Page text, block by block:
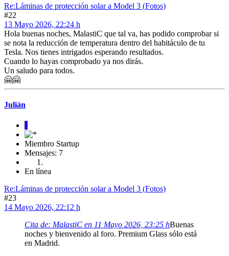
Re:Láminas de protección solar a Model 3 (Fotos)
#22
13 Mayo 2026, 22:24 h
Hola buenas noches, MalastiC que tal va, has podido comprobar si
se nota la reducción de temperatura dentro del habitáculo de tu
Tesla. Nos tienes intrigados esperando resultados.
Cuando lo hayas comprobado ya nos dirás.
Un saludo para todos.
🤗🤗
Julián
J
Miembro Startup
Mensajes: 7
En línea
Re:Láminas de protección solar a Model 3 (Fotos)
#23
14 Mayo 2026, 22:12 h
Cita de: MalastiC en 11 Mayo 2026, 23:25 hBuenas
noches y bienvenido al foro. Premium Glass sólo está
en Madrid.